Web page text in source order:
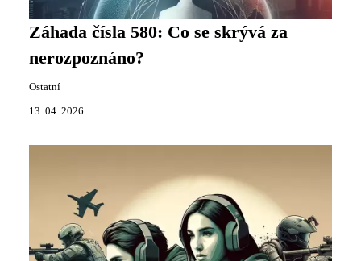
Záhada čísla 580: Co se skrývá za
nerozpoznáno?
Ostatní
13. 04. 2026